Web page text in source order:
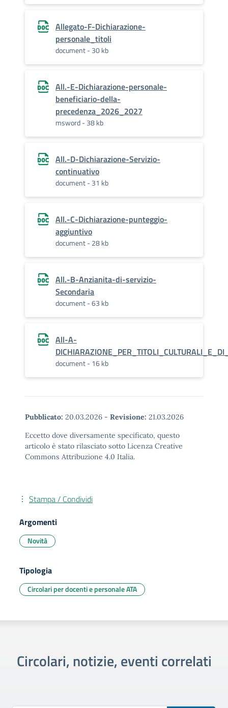
Allegato-F-Dichiarazione-
personale_titoli
document - 30 kb
All.-E-Dichiarazione-personale-
beneficiario-della-
precedenza_2026_2027
msword - 38 kb
All.-D-Dichiarazione-Servizio-
continuativo
document - 31 kb
All.-C-Dichiarazione-punteggio-
aggiuntivo
document - 28 kb
All.-B-Anzianita-di-servizio-
Secondaria
document - 63 kb
All-A-
document - 16 kb
Pubblicato: 20.03.2026 - Revisione: 21.03.2026
Eccetto dove diversamente specificato, questo
articolo è stato rilasciato sotto Licenza Creative
Commons Attribuzione 4.0 Italia.
Stampa / Condividi
Argomenti
Novità
Tipologia
Circolari per docenti e personale ATA
Circolari, notizie, eventi correlati